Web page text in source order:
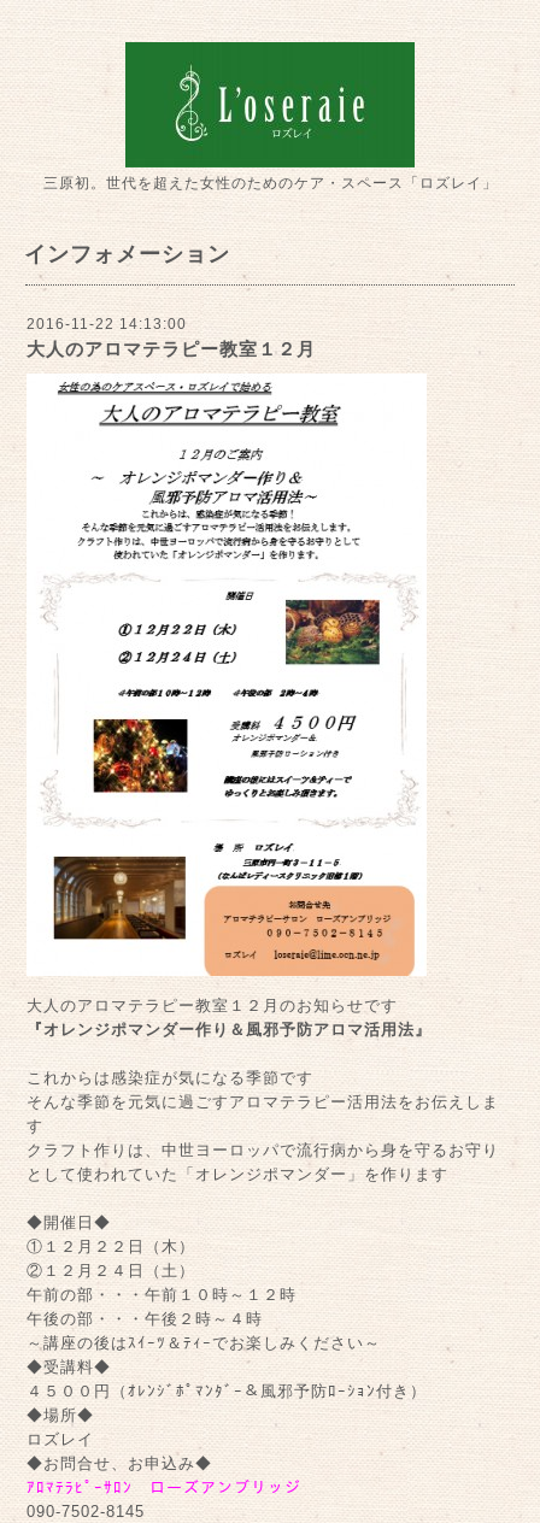
三原初。世代を超えた女性のためのケア・スペース「ロズレイ」
インフォメーション
2016-11-22 14:13:00
大人のアロマテラピー教室１２月
大人のアロマテラピー教室１２月のお知らせです
『オレンジポマンダー作り＆風邪予防アロマ活用法』
これからは感染症が気になる季節です
そんな季節を元気に過ごすアロマテラピー活用法をお伝えしま
す
クラフト作りは、中世ヨーロッパで流行病から身を守るお守り
として使われていた「オレンジポマンダー」を作ります
◆開催日◆
①１２月２２日（木）
②１２月２４日（土）
午前の部・・・午前１０時～１２時
午後の部・・・午後２時～４時
～講座の後はｽｲｰﾂ＆ﾃｨｰでお楽しみください～
◆受講料◆
４５００円（ｵﾚﾝｼﾞﾎﾟﾏﾝﾀﾞｰ＆風邪予防ﾛｰｼｮﾝ付き）
◆場所◆
ロズレイ
◆お問合せ、お申込み◆
ｱﾛﾏﾃﾗﾋﾟｰｻﾛﾝ ローズアンブリッジ
090-7502-8145